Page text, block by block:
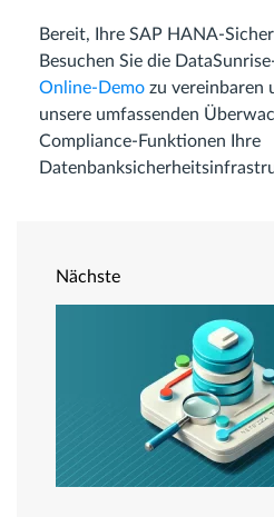
Bereit, Ihre SAP HANA-
Besuchen Sie die
Online-Demo zu vereinbaren
unsere umfassenden
Compliance-Funktionen Ihre
Nächste